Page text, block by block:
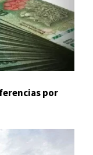
por